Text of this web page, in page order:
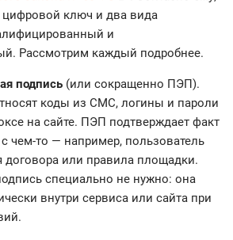
ключ и два вида
и
Рассмотрим каждый подробнее.
подпись (или сокращенно ПЭП).
коды из СМС, логины и пароли
на сайте. ПЭП подтверждает факт
чем-то — например, пользователь
договора или правила площадки.
специально не нужно: она
внутри сервиса или сайта при